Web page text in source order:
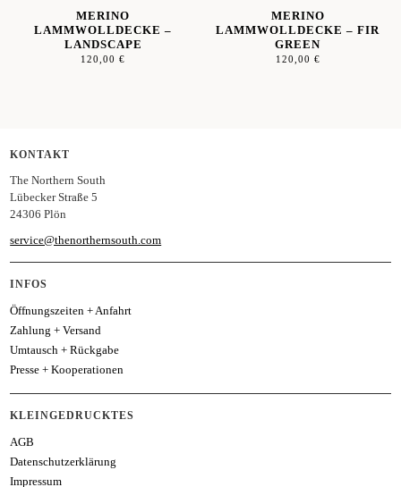
MERINO
LAMMWOLLDECKE –
LANDSCAPE
120,00€
MERINO
LAMMWOLLDECKE – FIR
GREEN
120,00 €
KONTAKT
The Northern South
Lübecker Straße 5
24306 Plön
service@thenorthernsouth.com
INFOS
Öffnungszeiten + Anfahrt
Zahlung + Versand
Umtausch + Rückgabe
Presse + Kooperationen
KLEINGEDRUCKTES
AGB
Datenschutzerklärung
Impressum